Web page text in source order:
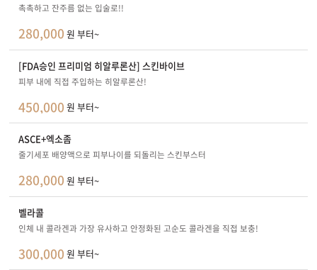
촉촉하고 잔주름 없는 입술로!!
280,000 원 부터~
[FDA승인 프리미엄 히알루론산] 스킨바이브
피부 내에 직접 주입하는 히알루론산!
450,000 원 부터~
ASCE+엑소좀
줄기세포 배양액으로 피부나이를 되돌리는 스킨부스터
280,000 원 부터~
벨라콜
인체 내 콜라겐과 가장 유사하고 안정화된 고순도 콜라겐을 직접 보충!
300,000 원 부터~